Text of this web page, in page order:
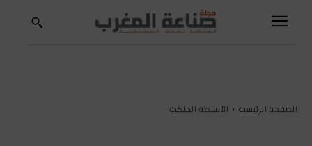
الصفحة الرئيسية الأنشطة الملكية